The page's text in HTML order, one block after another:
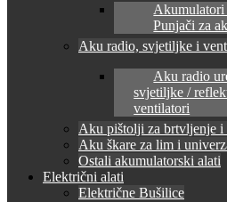
Akumulatori
Punjači za
Aku radio, svjetiljke i
Aku radio
svjetiljke /
ventilatori
Aku pištolji za brtvljenje i
Aku škare za lim i
Ostali akumulatorski alati
Električni alati
Električne Bušilice